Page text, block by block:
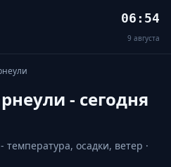
06:54
9 августа
- сегодня
осадки, ветер ·